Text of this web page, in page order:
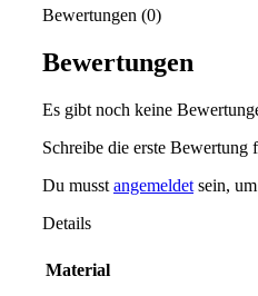
Bewertungen (0)
Bewertungen
Es gibt noch keine
Schreibe die erste
Du musst angemeldet sein,
Details
Material